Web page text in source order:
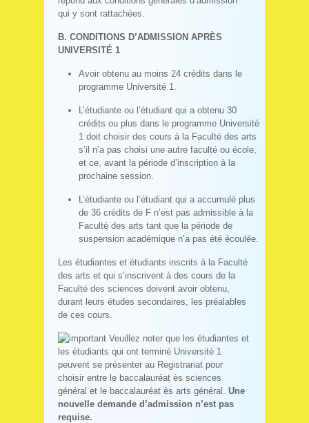
qui y sont rattachées.
B. CONDITIONS D’ADMISSION APRÈS
UNIVERSITÉ 1
Avoir obtenu au moins 24 crédits dans le
programme Université 1.
L’étudiante ou l’étudiant qui a obtenu 30
crédits ou plus dans le programme Université
1 doit choisir des cours à la Faculté des arts
s’il n’a pas choisi une autre faculté ou école,
et ce, avant la période d’inscription à la
prochaine session.
L’étudiante ou l’étudiant qui a accumulé plus
de 36 crédits de F n’est pas admissible à la
Faculté des arts tant que la période de
suspension académique n’a pas été écoulée.
Les étudiantes et étudiants inscrits à la Faculté
des arts et qui s’inscrivent à des cours de la
Faculté des sciences doivent avoir obtenu,
durant leurs études secondaires, les préalables
de ces cours.
Veuillez noter que les étudiantes et
les étudiants qui ont terminé Université 1
peuvent se présenter au Registrariat pour
choisir entre le baccalauréat ès sciences
général et le baccalauréat ès arts général. Une
nouvelle demande d’admission n’est pas
requise.